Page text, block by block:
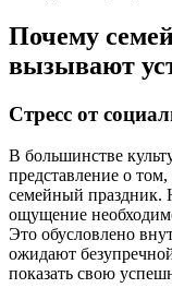
Почему
вызывают
Стресс от
В большинстве
представление о
семейный праздник.
ощущение
Это обусловлено
ожидают
показать свою